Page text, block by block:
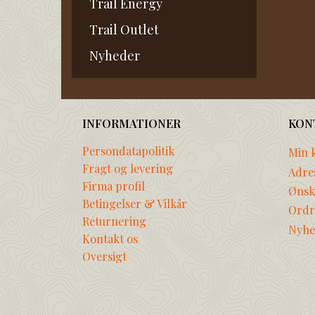
Trail Outlet
Nyheder
INFORMATIONER
Persondatapolitik
Fragt og levering
Firma profil
Betingelser & Vilkår
Returnering
Kontakt os
Oversigt
Min